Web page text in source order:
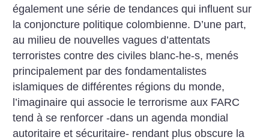
également une série de tendances qui influent sur
la conjoncture politique colombienne. D’une part,
au milieu de nouvelles vagues d’attentats
terroristes contre des civiles blanc-he-s, menés
principalement par des fondamentalistes
islamiques de différentes régions du monde,
l’imaginaire qui associe le terrorisme aux FARC
tend à se renforcer -dans un agenda mondial
autoritaire et sécuritaire- rendant plus obscure la